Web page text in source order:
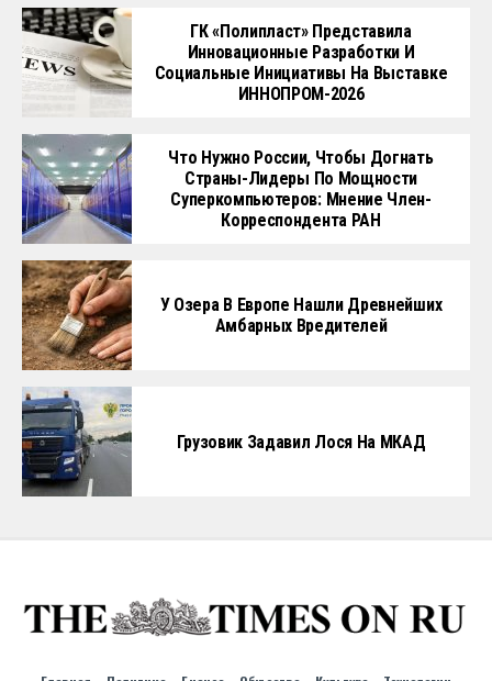
ГК «Полипласт» Представила
Инновационные Разработки И
Социальные Инициативы На Выставке
ИННОПРОМ-2026
Что Нужно России, Чтобы Догнать
Страны-Лидеры По Мощности
Суперкомпьютеров: Мнение Член-
Корреспондента РАН
У Озера В Европе Нашли Древнейших
Амбарных Вредителей
Грузовик Задавил Лося На МКАД